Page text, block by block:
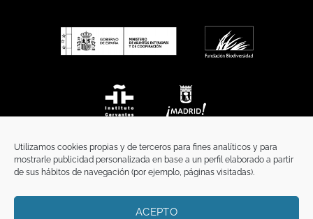
Utilizamos cookies propias y de terceros para fines analíticos y para
mostrarle publicidad personalizada en base a un perfil elaborado a partir
de sus hábitos de navegación (por ejemplo, páginas visitadas).
ACEPTO